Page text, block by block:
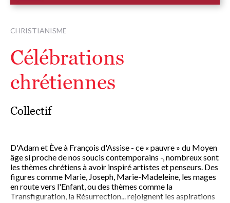
CHRISTIANISME
Célébrations
chrétiennes
Collectif
D'Adam et Ève à François d'Assise - ce « pauvre » du Moyen
âge si proche de nos soucis contemporains -, nombreux sont
les thèmes chrétiens à avoir inspiré artistes et penseurs. Des
figures comme Marie, Joseph, Marie-Madeleine, les mages
en route vers l'Enfant, ou des thèmes comme la
Transfiguration, la Résurrection... rejoignent les aspirations